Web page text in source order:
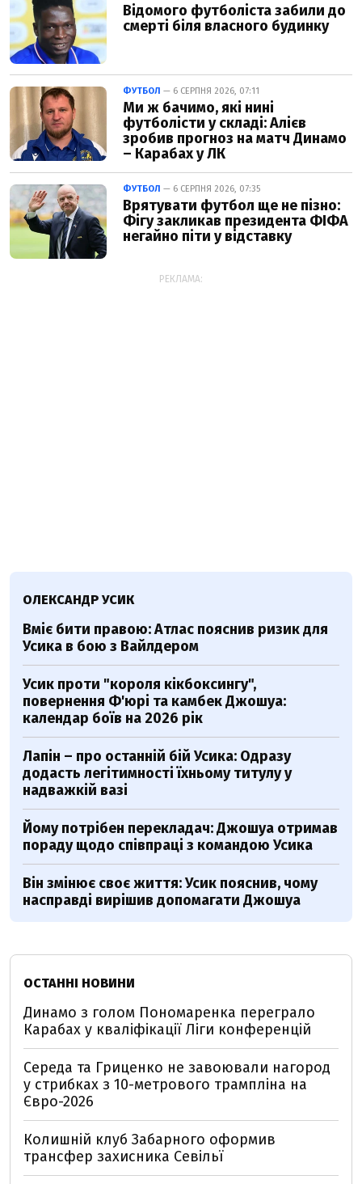
Відомого футболіста забили до
смерті біля власного будинку
ФУТБОЛ — 6 СЕРПНЯ 2026, 07:11
Ми ж бачимо, які нині
футболісти у складі: Алієв
зробив прогноз на матч Динамо
– Карабах у ЛК
ФУТБОЛ — 6 СЕРПНЯ 2026, 07:35
Врятувати футбол ще не пізно:
Фігу закликав президента ФІФА
негайно піти у відставку
РЕКЛАМА:
ОЛЕКСАНДР УСИК
Вміє бити правою: Атлас пояснив ризик для
Усика в бою з Вайлдером
Усик проти "короля кікбоксингу",
повернення Ф'юрі та камбек Джошуа:
календар боїв на 2026 рік
Лапін – про останній бій Усика: Одразу
додасть легітимності їхньому титулу у
надважкій вазі
Йому потрібен перекладач: Джошуа отримав
пораду щодо співпраці з командою Усика
Він змінює своє життя: Усик пояснив, чому
насправді вирішив допомагати Джошуа
ОСТАННІ НОВИНИ
Динамо з голом Пономаренка переграло
Карабах у кваліфікації Ліги конференцій
Середа та Гриценко не завоювали нагород
у стрибках з 10-метрового трампліна на
Євро-2026
Колишній клуб Забарного оформив
трансфер захисника Севільї